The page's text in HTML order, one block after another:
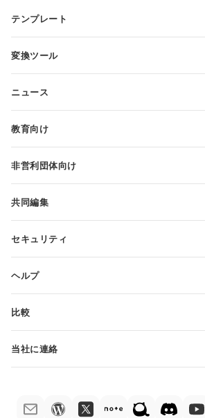
テンプレート
テキスト文書テンプレート
変換ツール
スプレッドシートの変換
PDFの変換
ニュース
教育向け
教育関係者向け
非営利団体向け
無料アカウントをリクエスト
共同編集
翻訳者向け
セキュリティ
ヘルプ
ヘルプ・センター
比較
ONLYOFFICE Docs vs Google Docs
ONLYOFFICE Docs vs WPS
当社に連絡
プレスリリースに関する質問press@onlyoffice.com